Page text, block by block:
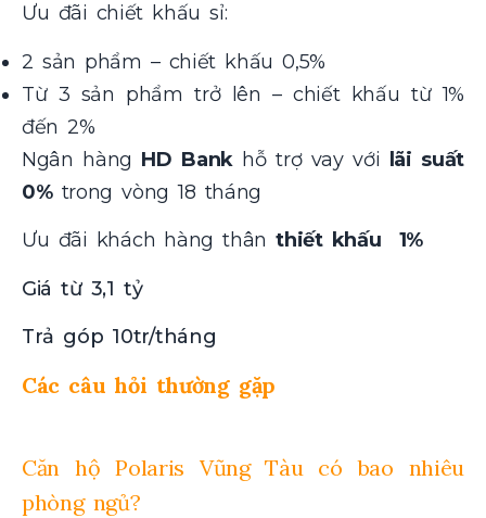
Ưu đãi chiết khấu sỉ:
2 sản phẩm – chiết khấu 0,5%
Từ 3 sản phẩm trở lên – chiết khấu từ 1%
đến 2%
Ngân hàng HD Bank hỗ trợ vay với
lãi suất
0%trong vòng 18 tháng
Ưu đãi khách hàng thân thiết khấu 1%
Giá từ 3,1 tỷ
Trả góp 10tr/tháng
Các câu hỏi thường gặp
Căn hộ Polaris Vũng Tàu có bao nhiêu
phòng ngủ?